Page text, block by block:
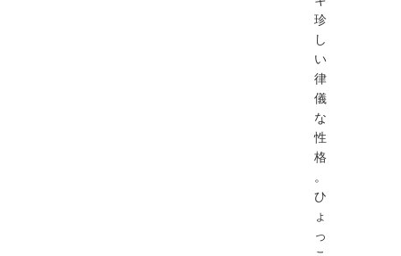
珍
し
い
律
儀
な
性
格
。
ひ
ょ
っ